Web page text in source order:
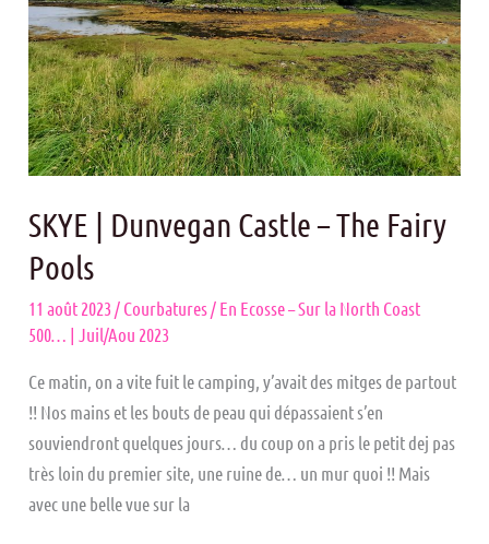
SKYE | Dunvegan Castle – The Fairy
Pools
11 août 2023/ Courbatures/ En Ecosse – Sur la North Coast
500… | Juil/Aou 2023
Ce matin, on a vite fuit le camping, y’avait des mitges de partout
!! Nos mains et les bouts de peau qui dépassaient s’en
souviendront quelques jours… du coup on a pris le petit dej pas
très loin du premier site, une ruine de… un mur quoi !! Mais
avec une belle vue sur la
The
Fairy
Pools